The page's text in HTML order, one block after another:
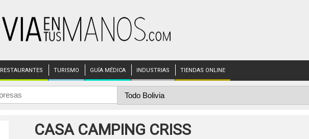
RESTAURANTES TURISMO GUÍA MÉDICA INDUSTRIAS TIENDAS ONLINE
CASA CAMPING CRISS